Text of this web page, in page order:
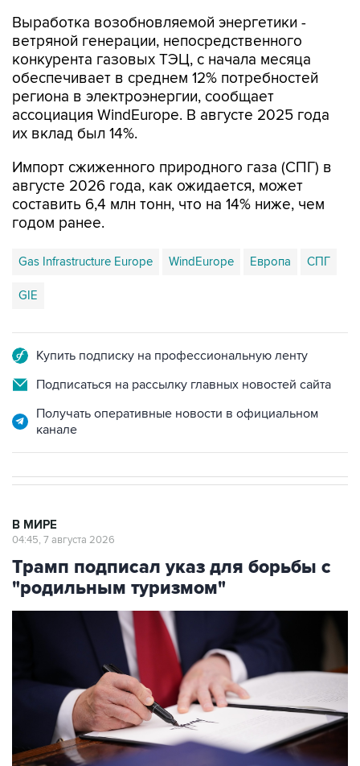
Выработка возобновляемой энергетики -
ветряной генерации, непосредственного
конкурента газовых ТЭЦ, с начала месяца
обеспечивает в среднем 12% потребностей
региона в электроэнергии, сообщает
ассоциация WindEurope. В августе 2025 года
их вклад был 14%.
Импорт сжиженного природного газа (СПГ) в
августе 2026 года, как ожидается, может
составить 6,4 млн тонн, что на 14% ниже, чем
годом ранее.
Gas Infrastructure Europe WindEurope Европа СПГ
GIE
Купить подписку на профессиональную ленту
Подписаться на рассылку главных новостей сайта
Получать оперативные новости в официальном
канале
В МИРЕ
04:45, 7 августа 2026
Трамп подписал указ для борьбы с
"родильным туризмом"